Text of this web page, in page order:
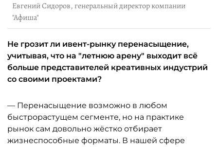
Евгений Сидоров, генеральный директор компании
"Афиша"
Не грозит ли ивент-рынку перенасыщение,
учитывая, что на "летнюю арену" выходит всё
больше представителей креативных индустрий
со своими проектами?
— Перенасыщение возможно в любом
быстрорастущем сегменте, но на практике
рынок сам довольно жёстко отбирает
жизнеспособные форматы. В нашей сфере